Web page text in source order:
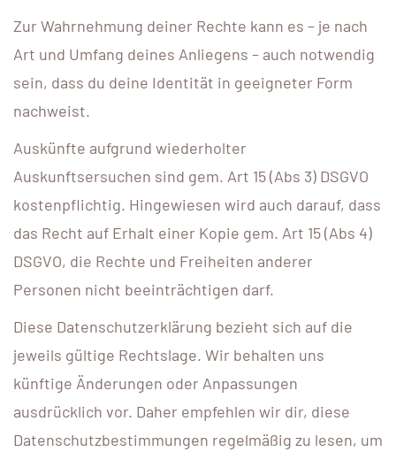
Zur Wahrnehmung deiner Rechte kann es – je nach
Art und Umfang deines Anliegens – auch notwendig
sein, dass du deine Identität in geeigneter Form
nachweist.
Auskünfte aufgrund wiederholter
Auskunftsersuchen sind gem. Art 15 (Abs 3) DSGVO
kostenpflichtig. Hingewiesen wird auch darauf, dass
das Recht auf Erhalt einer Kopie gem. Art 15 (Abs 4)
DSGVO, die Rechte und Freiheiten anderer
Personen nicht beeinträchtigen darf.
Diese Datenschutzerklärung bezieht sich auf die
jeweils gültige Rechtslage. Wir behalten uns
künftige Änderungen oder Anpassungen
ausdrücklich vor. Daher empfehlen wir dir, diese
Datenschutzbestimmungen regelmäßig zu lesen, um